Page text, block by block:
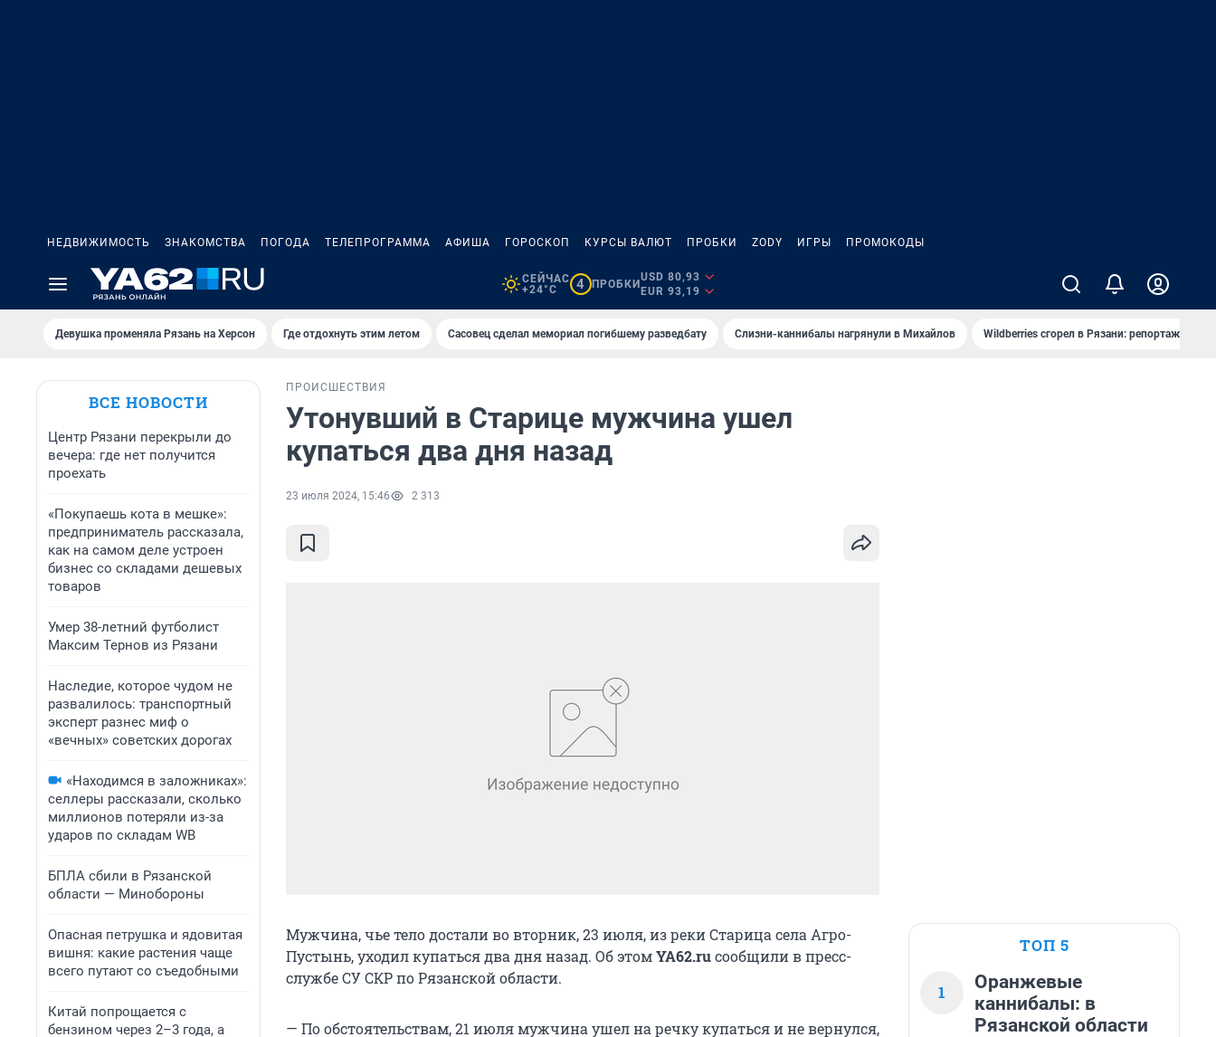
НЕДВИЖИМОСТЬ ЗНАКОМСТВА ПОГОДА ТЕЛЕПРОГРАММА АФИША ГОРОСКОП КУРСЫ ВАЛЮТ ПРОБКИ ZODY ИГРЫ ПРОМОКОДЫ
СЕЙЧАС
+24°C
4 ПРОБКИ
USD 80,93
EUR 93,19
Девушка променяла Рязань на Херсон Где отдохнуть этим летом Сасовец сделал мемориал погибшему разведбату Слизни-каннибалы нагрянули в Михайлов Wildberries сгорел в Рязани: репортаж
ВСЕ НОВОСТИ
Центр Рязани перекрыли до
вечера: где нет получится
проехать
«Покупаешь кота в мешке»:
предприниматель рассказала,
как на самом деле устроен
бизнес со складами дешевых
товаров
Умер 38-летний футболист
Максим Тернов из Рязани
Наследие, которое чудом не
развалилось: транспортный
эксперт разнес миф о
«вечных» советских дорогах
«Находимся в заложниках»:
селлеры рассказали, сколько
миллионов потеряли из-за
ударов по складам WB
БПЛА сбили в Рязанской
области — Минобороны
Опасная петрушка и ядовитая
вишня: какие растения чаще
всего путают со съедобными
Китай попрощается с
бензином через 2–3 года, а
ПРОИСШЕСТВИЯ
Утонувший в Старице мужчина ушел
купаться два дня назад
23 июля 2024, 15:46 2 313
Мужчина, чье тело достали во вторник, 23 июля, из реки Старица села Агро-
Пустынь, уходил купаться два дня назад. Об этомYA62.ruсообщили в пресс-
службе СУ СКР по Рязанской области.
— По обстоятельствам, 21 июля мужчина ушел на речку купаться и не вернулся,
ТОП 5
1
Оранжевые
каннибалы: в
Рязанской области